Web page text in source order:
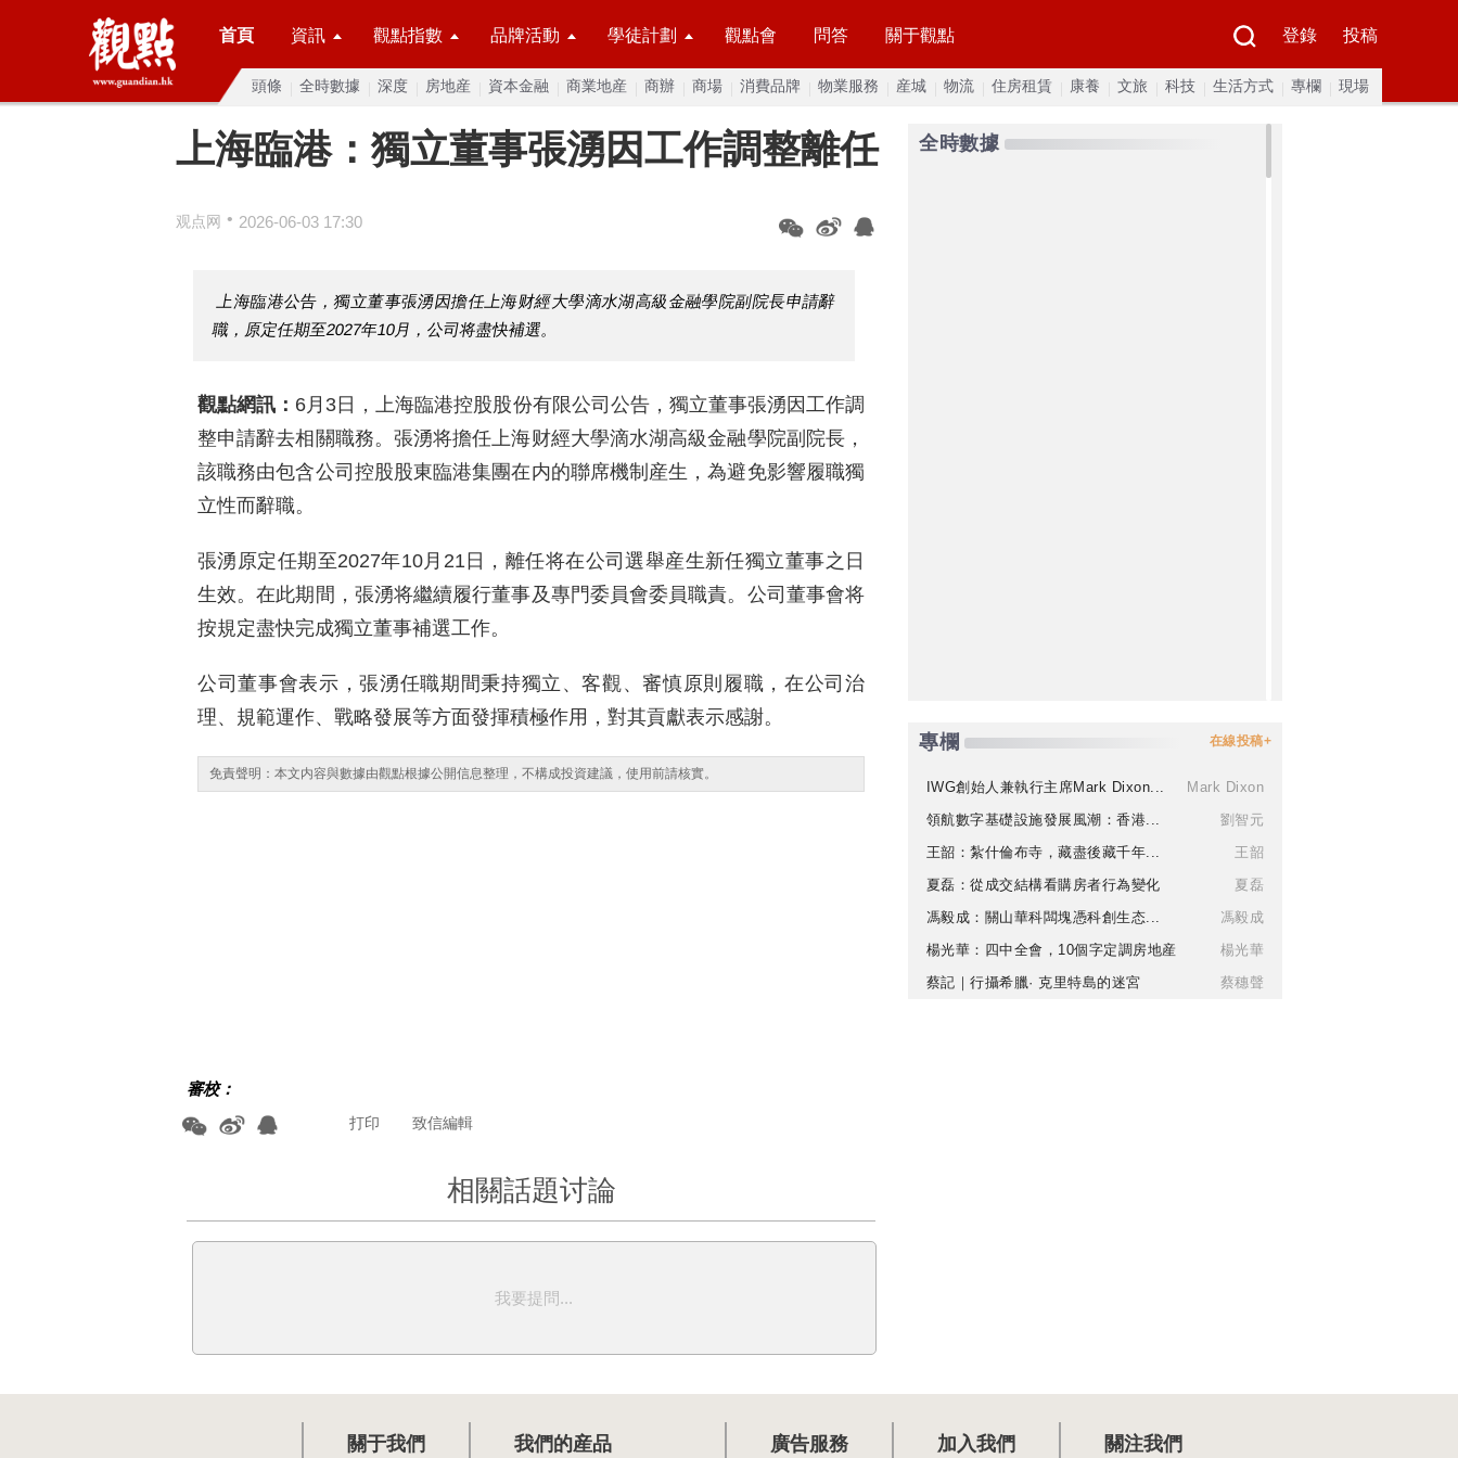
首頁 資訊 觀點指數 品牌活動 學徒計劃 觀點會 問答 關于觀點 登錄 投稿
頭條 全時數據 深度 房地産 資本金融 商業地産 商辦 商場 消費品牌 物業服務 産城 物流 住房租賃 康養 文旅 科技 生活方式 專欄 現場
上海臨港：獨立董事張湧因工作調整離任
观点网 • 2026-06-03 17:30
上海臨港公告，獨立董事張湧因擔任上海财經大學滴水湖高級金融學院副院長申請辭
職，原定任期至2027年10月，公司将盡快補選。
觀點網訊： 6月3日，上海臨港控股股份有限公司公告，獨立董事張湧因工作調
整申請辭去相關職務。張湧将擔任上海财經大學滴水湖高級金融學院副院長，
該職務由包含公司控股股東臨港集團在内的聯席機制産生，為避免影響履職獨
立性而辭職。
張湧原定任期至2027年10月21日，離任将在公司選舉産生新任獨立董事之日
生效。在此期間，張湧将繼續履行董事及專門委員會委員職責。公司董事會将
按規定盡快完成獨立董事補選工作。
公司董事會表示，張湧任職期間秉持獨立、客觀、審慎原則履職，在公司治
理、規範運作、戰略發展等方面發揮積極作用，對其貢獻表示感謝。
免責聲明：本文内容與數據由觀點根據公開信息整理，不構成投資建議，使用前請核實。
審校：
致信編輯
打印
相關話題讨論
我要提問...
全時數據
專欄 在線投稿+
IWG創始人兼執行主席Mark Dixon...
Mark Dixon
領航數字基礎設施發展風潮：香港...
劉智元
王韶：紮什倫布寺，藏盡後藏千年...
王韶
夏磊：從成交結構看購房者行為變化
夏磊
馮毅成：關山華科闆塊憑科創生态...
馮毅成
楊光華：四中全會，10個字定調房地産
楊光華
蔡記｜行攝希臘· 克里特島的迷宮
蔡穗聲
關于我們 我們的産品 廣告服務 加入我們 關注我們